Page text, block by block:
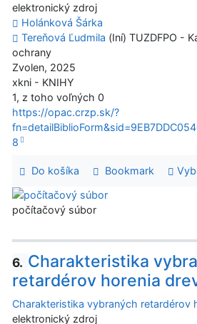
elektronický zdroj
Holánková Šárka
Tereňová Ľudmila (Iní) TUZDFPO -
ochrany
Zvolen, 2025
xkni - KNIHY
1, z toho voľných 0
https://opac.crzp.sk/?
8
Do košíka Bookmark
počítačový súbor
6. Charakteristika
retardérov horenia
Charakteristika vybraných retardérov
elektronický zdroj